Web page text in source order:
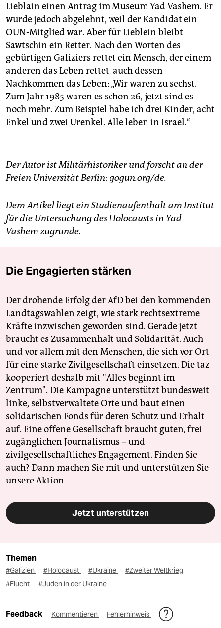
Lieblain einen Antrag im Museum Yad Va­shem. Er
wurde jedoch abgelehnt, weil der Kandidat ein
OUN-Mitglied war. Aber für Lieblein bleibt
Sawtschin ein Retter. Nach den Worten des
gebürtigen Galiziers rettet ein Mensch, der einem
anderen das Leben rettet, auch dessen
Nachkommen das Leben: „Wir waren zu sechst.
Zum Jahr 1985 waren es schon 26, jetzt sind es
noch mehr. Zum Beispiel habe ich drei Kinder, acht
Enkel und zwei Urenkel. Alle leben in Israel.“
Der Autor ist Militärhistoriker und forscht an der
Freien Universität Berlin: gogun.org/de.
Dem Artikel liegt ein Studienaufenthalt am Institut
für die Untersuchung des Holocausts in Yad
Vashem zugrunde.
Die Engagierten stärken
Der drohende Erfolg der AfD bei den kommenden
Landtagswahlen zeigt, wie stark rechtsextreme
Kräfte inzwischen geworden sind. Gerade jetzt
braucht es Zusammenhalt und Solidarität. Auch
und vor allem mit den Menschen, die sich vor Ort
für eine starke Zivilgesellschaft einsetzen. Die taz
kooperiert deshalb mit "Alles beginnt im
Zentrum". Die Kampagne unterstützt bundesweit
linke, selbstverwaltete Orte und baut einen
solidarischen Fonds für deren Schutz und Erhalt
auf. Eine offene Gesellschaft braucht guten, frei
zugänglichen Journalismus – und
zivilgesellschaftliches Engagement. Finden Sie
auch? Dann machen Sie mit und unterstützen Sie
unsere Aktion.
Jetzt unterstützen
Themen
#Galizien #Holocaust #Ukraine
#Zweiter Weltkrieg
#Flucht
#Juden in der Ukraine
Feedback Kommentieren Fehlerhinweis